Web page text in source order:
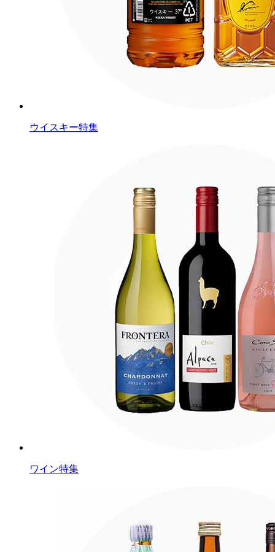
ウイスキー特集
ワイン特集